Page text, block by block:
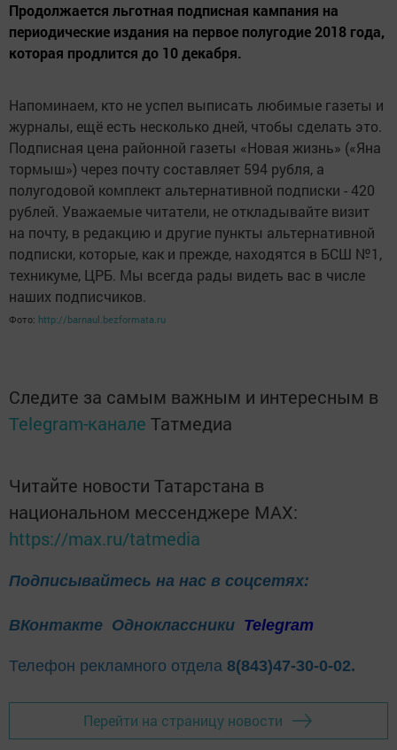
Продолжается льготная подписная кампания на
периодические издания на первое полугодие 2018 года,
которая продлится до 10 декабря.
Напоминаем, кто не успел выписать любимые газеты и
журналы, ещё есть несколько дней, чтобы сделать это.
Подписная цена районной газеты «Новая жизнь» («Яна
тормыш») через почту составляет 594 рубля, а
полугодовой комплект альтернативной подписки - 420
рублей. Уважаемые читатели, не откладывайте визит
на почту, в редакцию и другие пункты альтернативной
подписки, которые, как и прежде, находятся в БСШ №1,
техникуме, ЦРБ. Мы всегда рады видеть вас в числе
наших подписчиков.
Фото: http://barnaul.bezformata.ru
Следите за самым важным и интересным в
Telegram-канале Татмедиа
Читайте новости Татарстана в
национальном мессенджере MАХ:
https://max.ru/tatmedia
Подписывайтесь на нас в соцсетях:
ВКонтакте Одноклассники Telegram
Телефон рекламного отдела 8(843)47-30-0-02.
Перейти на страницу новости